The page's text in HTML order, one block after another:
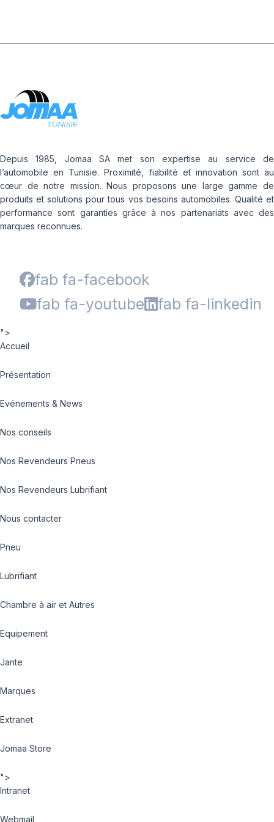
Depuis 1985, Jomaa SA met son expertise au service de
l’automobile en Tunisie. Proximité, fiabilité et innovation sont au
cœur de notre mission. Nous proposons une large gamme de
produits et solutions pour tous vos besoins automobiles. Qualité et
performance sont garanties grâce à nos partenariats avec des
marques reconnues.
fab fa-facebook
fab fa-youtube
fab fa-linkedin
">
Accueil
Présentation
Evénements & News
Nos conseils
Nos Revendeurs Pneus
Nos Revendeurs Lubrifiant
Nous contacter
Pneu
Lubrifiant
Chambre à air et Autres
Equipement
Jante
Marques
Extranet
Jomaa Store
">
Intranet
Webmail